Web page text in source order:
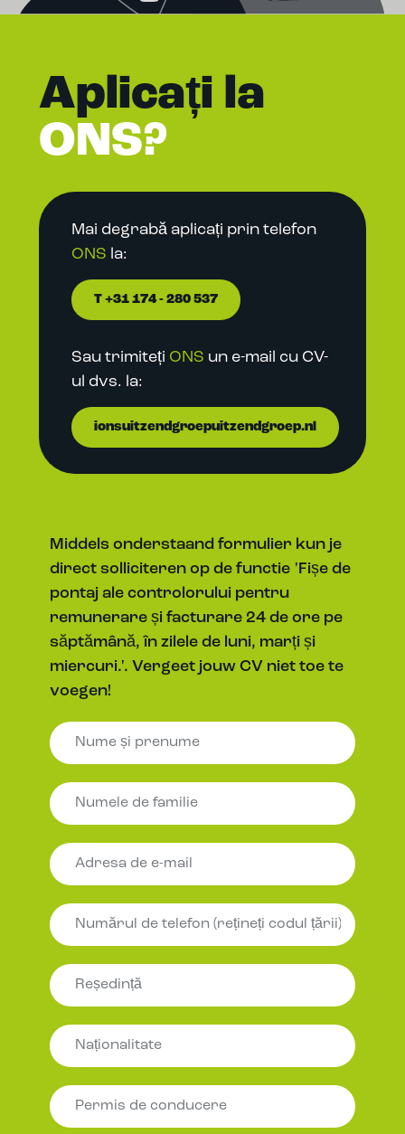
Aplicați la
ONS?
Mai degrabă aplicați prin telefon
ONS la:
T +31 174 - 280 537
Sau trimiteți ONS un e-mail cu CV-
ul dvs. la:
ionsuitzendgroepuitzendgroep.nl
Middels onderstaand formulier kun je
direct solliciteren op de functie 'Fișe de
pontaj ale controlorului pentru
remunerare și facturare 24 de ore pe
săptămână, în zilele de luni, marți și
miercuri.'. Vergeet jouw CV niet toe te
voegen!